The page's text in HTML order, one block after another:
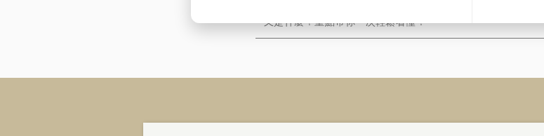
定戶數額滿即停止）。即將實施的新規定和舊有條件有什麼差
又是什麼？重點帶你一次輕鬆看懂！